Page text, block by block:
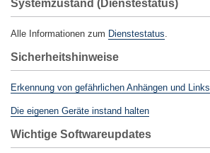
Systemzustand (Dienstestatus)
Alle Informationen zum Dienstestatus.
Sicherheitshinweise
Erkennung von gefährlichen Anhängen und Links
Die eigenen Geräte instand halten
Wichtige Softwareupdates